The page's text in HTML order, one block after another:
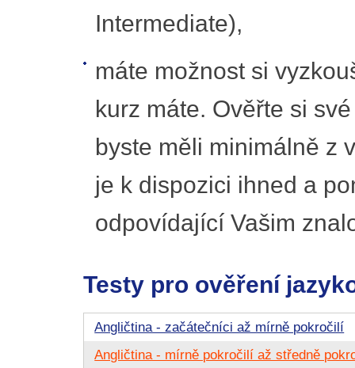
Intermediate),
máte možnost si
kurz máte. Ověřte si
byste měli minimálně z
je k dispozici ihned a
odpovídající Vašim
Testy pro ověření
Angličtina - začátečníci až mírně pokročilí
Angličtina - mírně pokročilí až středně